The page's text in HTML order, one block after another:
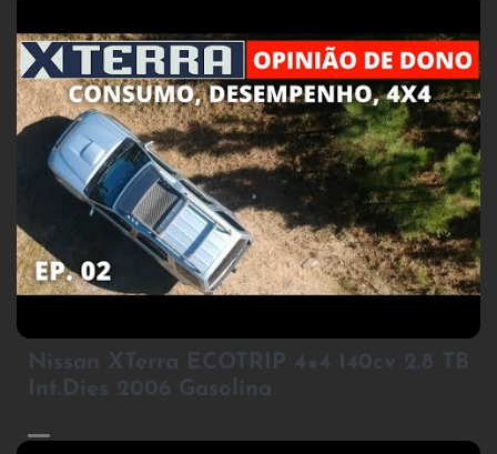
3
Nissan XTerra ECOTRIP 4×4 140cv 2.8 TB
Int.Dies 2006 Gasolina